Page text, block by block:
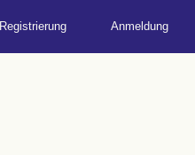
Registrierung Anmeldung